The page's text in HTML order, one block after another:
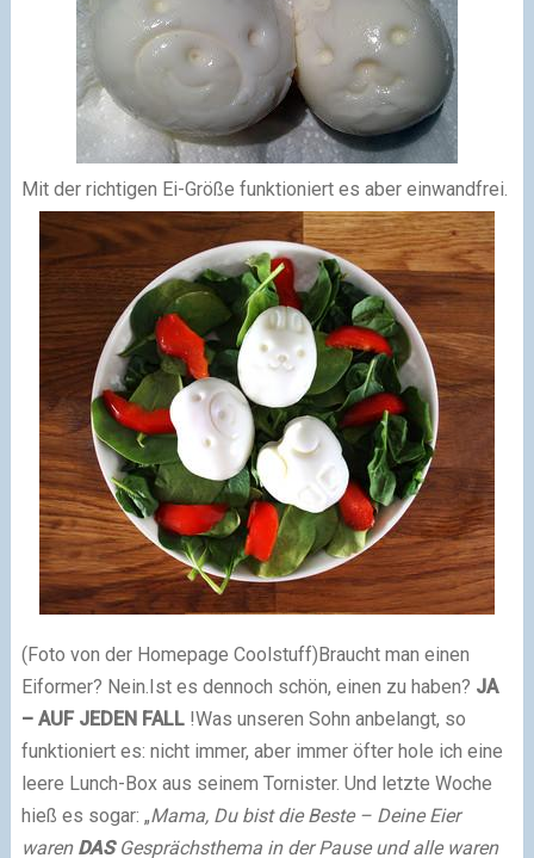
Mit der richtigen Ei-Größe funktioniert es aber einwandfrei.
(Foto von der Homepage Coolstuff)Braucht man einen
Eiformer? Nein. Ist es dennoch schön, einen zu haben? JA
– AUF JEDEN FALL !Was unseren Sohn anbelangt, so
funktioniert es: nicht immer, aber immer öfter hole ich eine
leere Lunch-Box aus seinem Tornister. Und letzte Woche
hieß es sogar: „Mama, Du bist die Beste – Deine Eier
waren DAS Gesprächsthema in der Pause und alle waren